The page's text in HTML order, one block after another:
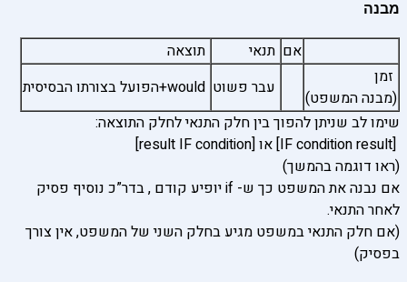
מבנה
אם תנאי
תוצאה
זמן
(מבנה המשפט)
עבר פשוט
שימו לב שניתן להפוך בין חלק התנאי לחלק התוצאה:
[IF condition result] או [result IF condition]
(ראו דוגמה בהמשך)
אם נבנה את המשפט כך ש- if יופיע קודם , בדר”כ נוסיף פסיק
לאחר התנאי.
(אם חלק התנאי במשפט מגיע בחלק השני של המשפט, אין צורך
בפסיק)